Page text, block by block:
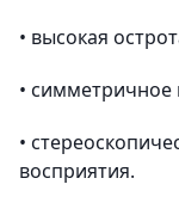
• высокая
• симметричное
•
восприятия.